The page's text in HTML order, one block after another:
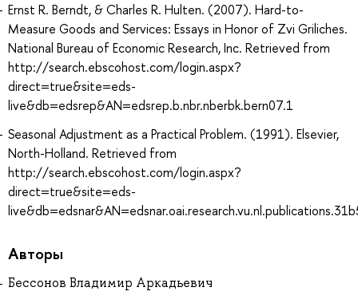
Ernst R. Berndt, & Charles R. Hulten. (2007). Hard-to-
Measure Goods and Services: Essays in Honor of Zvi Griliches.
National Bureau of Economic Research, Inc. Retrieved from
http://search.ebscohost.com/login.aspx?
direct=true&site=eds-
live&db=edsrep&AN=edsrep.b.nbr.nberbk.bern07.1
Seasonal Adjustment as a Practical Problem. (1991). Elsevier,
North-Holland. Retrieved from
http://search.ebscohost.com/login.aspx?
direct=true&site=eds-
Авторы
Бессонов Владимир Аркадьевич